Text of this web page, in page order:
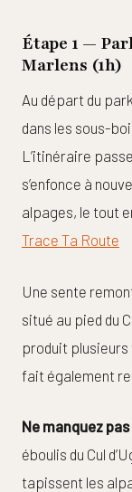
Étape 1 —
Marlens (1h)
Au départ du
dans les sous-
L’itinéraire
s’enfonce à
alpages, le tout
Trace Ta Route
Une sente
situé au pied du
produit
fait également
Ne manquez pas
éboulis du Cul
tapissent les